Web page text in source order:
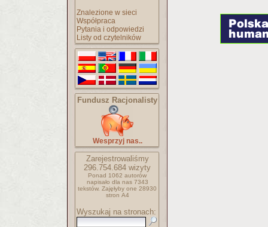
Znalezione w sieci
Współpraca
Pytania i odpowiedzi
Listy od czytelników
Fundusz Racjonalisty
Wesprzyj nas..
Zarejestrowaliśmy
296.754.684 wizyty
Ponad 1062 autorów
napisało dla nas 7343
tekstów. Zajęłyby one 28930
stron A4
Wyszukaj na stronach: